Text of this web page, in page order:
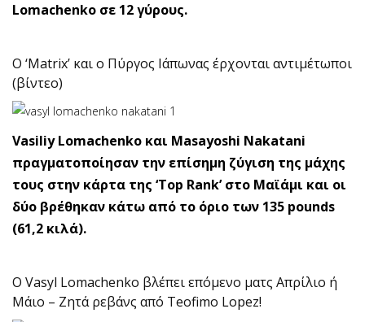
Lomachenko σε 12 γύρους.
Ο ‘Matrix’ και ο Πύργος Ιάπωνας έρχονται αντιμέτωποι
(βίντεο)
Vasiliy Lomachenko και Masayoshi Nakatani
πραγματοποίησαν την επίσημη ζύγιση της μάχης
τους στην κάρτα της ‘Top Rank’ στο Μαϊάμι και οι
δύο βρέθηκαν κάτω από το όριο των 135 pounds
(61,2 κιλά).
Ο Vasyl Lomachenko βλέπει επόμενο ματς Απρίλιο ή
Μάιο – Ζητά ρεβάνς από Teofimo Lopez!